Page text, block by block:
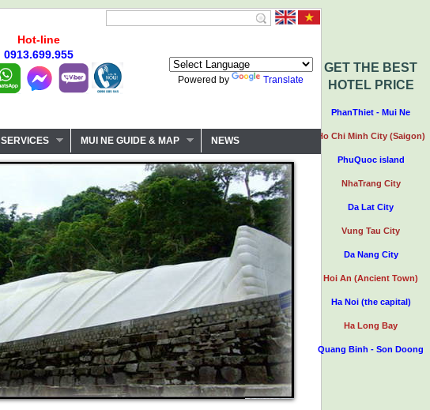
GET THE BEST
HOTEL PRICE
PhanThiet - Mui Ne
Ho Chi Minh City (Saigon)
PhuQuoc island
NhaTrang City
Da Lat City
Vung Tau City
Da Nang City
Hoi An (Ancient Town)
Ha Noi (the capital)
Ha Long Bay
Quang Binh - Son Doong
Hot-line
0913.699.955
Powered by Translate
SERVICES MUI NE GUIDE & MAP NEWS